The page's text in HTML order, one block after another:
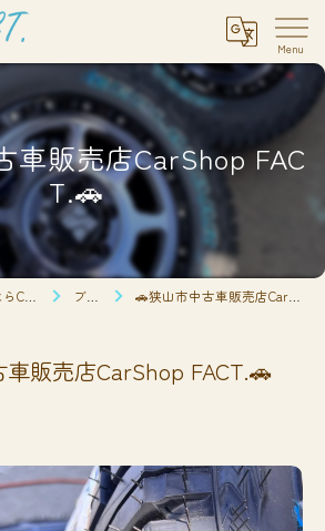
車販売店CarShop FAC
T.🚗
ブログ 🚗狭山市中古車販売店CarShop FACT.🚗
販売店CarShop FACT.🚗